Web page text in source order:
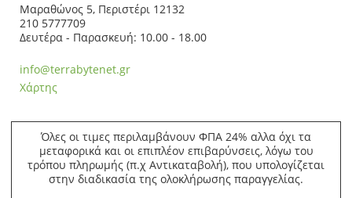
Μαραθώνος 5, Περιστέρι 12132
210 5777709
Δευτέρα - Παρασκευή: 10.00 - 18.00
info@terrabytenet.gr
Χάρτης
Όλες οι τιμες περιλαμβάνουν ΦΠΑ 24% αλλα όχι τα
μεταφορικά και οι επιπλέον επιβαρύνσεις, λόγω του
τρόπου πληρωμής (π.χ Αντικαταβολή), που υπολογίζεται
στην διαδικασία της ολοκλήρωσης παραγγελίας.